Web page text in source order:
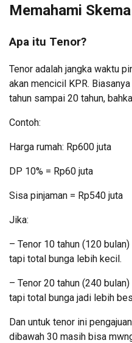
Memahami
Apa itu Tenor?
Tenor adalah jangka waktu
akan mencicil KPR.
tahun sampai 20 tahun,
Contoh:
Harga rumah: Rp600 juta
DP 10% = Rp60 juta
Sisa pinjaman = Rp540 juta
Jika:
– Tenor 10 tahun (120
tapi total bunga lebih kecil.
– Tenor 20 tahun (240
tapi total bunga jadi lebih
Dan untuk tenor ini
dibawah 30 masih bisa